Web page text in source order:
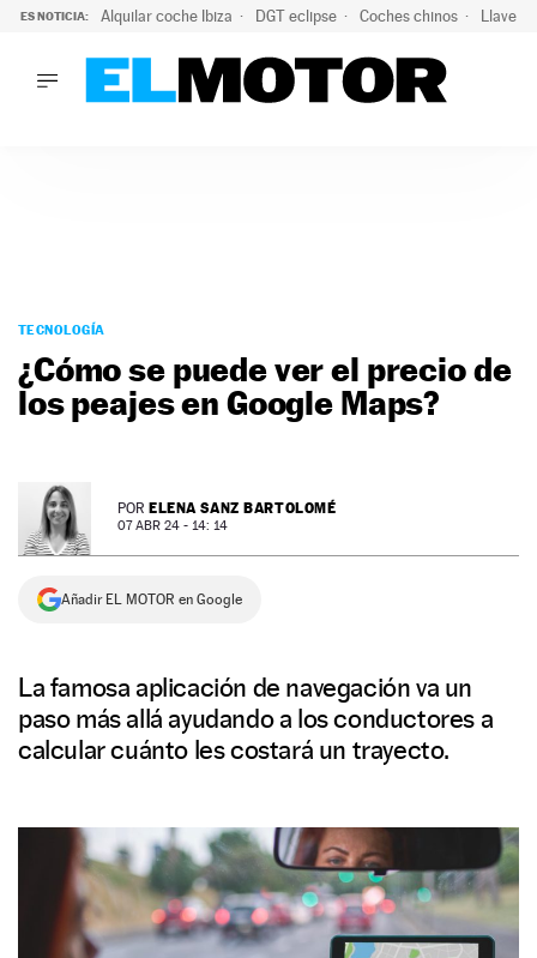
ES NOTICIA: Alquilar coche Ibiza DGT eclipse Coches chinos Llaves
PODCAST
MOTOS
TECNOLOGÍA
SUPERCOCHES
PREMIOS
SERVICIOS
TECNOLOGÍA
¿Cómo se puede ver el precio de
los peajes en Google Maps?
POR ELENA SANZ BARTOLOMÉ
07 ABR 24 - 14: 14
Añadir EL MOTOR en Google
La famosa aplicación de navegación va un
paso más allá ayudando a los conductores a
calcular cuánto les costará un trayecto.